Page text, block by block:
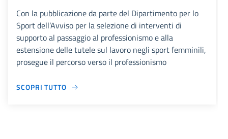
Con la pubblicazione da parte del Dipartimento per lo
Sport dell’Avviso per la selezione di interventi di
supporto al passaggio al professionismo e alla
estensione delle tutele sul lavoro negli sport femminili,
prosegue il percorso verso il professionismo
SCOPRI TUTTO